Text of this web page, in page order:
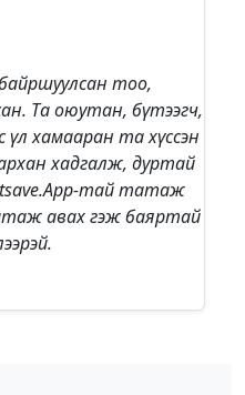
байршуулсан тоо,
Та оюутан, бүтээгч,
үл хамааран та хүссэн
хадгалж, дуртай
тай татаж
авах гэж баяртай